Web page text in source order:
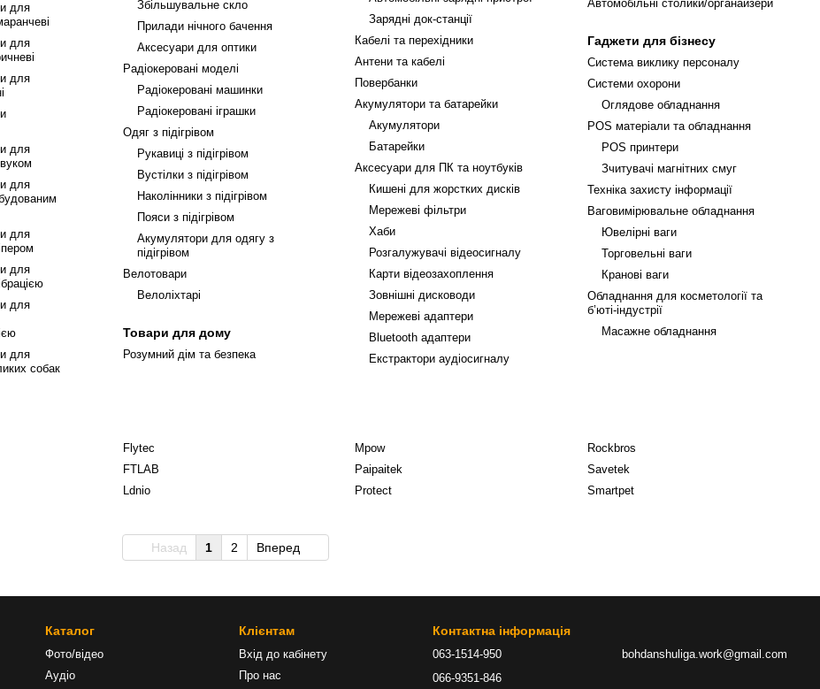
для
для
для
для
для
для
для
для
для
собак
Збільшувальне скло
Прилади нічного бачення
Аксесуари для оптики
Радіокеровані моделі
Радіокеровані машинки
Радіокеровані іграшки
Одяг з підігрівом
Рукавиці з підігрівом
Вустілки з підігрівом
Наколінники з підігрівом
Пояси з підігрівом
Акумулятори для одягу з
підігрівом
Велотовари
Велоліхтарі
Товари для дому
Розумний дім та безпека
Зарядні док-станції
Кабелі та перехідники
Антени та кабелі
Повербанки
Акумулятори та батарейки
Акумулятори
Батарейки
Аксесуари для ПК та ноутбуків
Кишені для жорстких дисків
Мережеві фільтри
Хаби
Розгалужувачі відеосигналу
Карти відеозахоплення
Зовнішні дисководи
Мережеві адаптери
Bluetooth адаптери
Екстрактори аудіосигналу
Автомобільні столики/органайзери
Гаджети для бізнесу
Система виклику персоналу
Системи охорони
Оглядове обладнання
POS матеріали та обладнання
POS принтери
Зчитувачі магнітних смуг
Техніка захисту інформації
Ваговимірювальне обладнання
Ювелірні ваги
Торговельні ваги
Кранові ваги
Обладнання для косметології та
б’юті-індустрії
Масажне обладнання
Flytec
FTLAB
Ldnio
Mpow
Paipaitek
Protect
Rockbros
Savetek
Smartpet
Назад 1 2 Вперед
Каталог
Фото/відео
Аудіо
Клієнтам
Вхід до кабінету
Про нас
Контактна інформація
063-1514-950
066-9351-846
bohdanshuliga.work@gmail.com